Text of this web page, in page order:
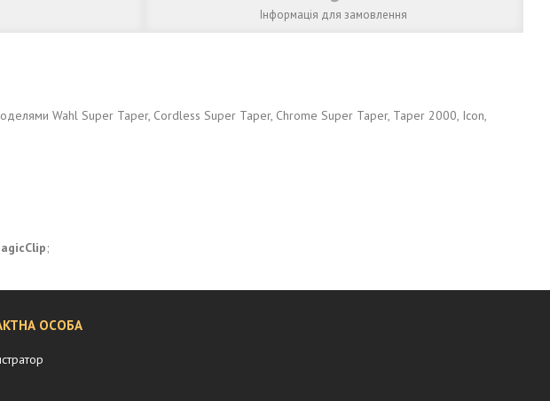
Інформація для замовлення
Wahl Super Taper, Cordless Super Taper, Chrome Super Taper, Taper 2000, Icon,
;